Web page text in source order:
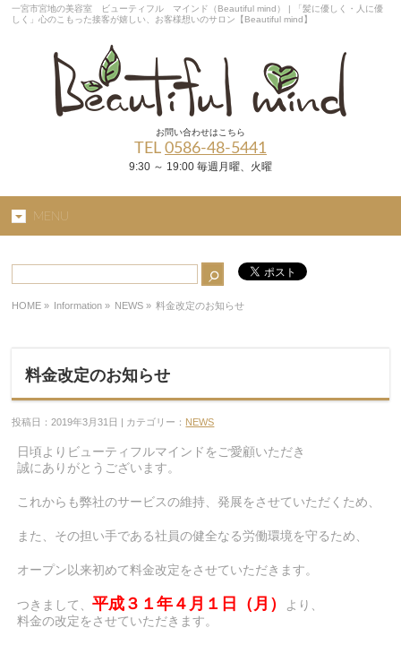
一宮市宮地の美容室 ビューティフル マインド（Beautiful mind） | 「髪に優しく・人に優
しく」心のこもった接客が嬉しい、お客様想いのサロン【Beautiful mind】
お問い合わせはこちら
TEL 0586-48-5441
9:30 ～ 19:00 毎週月曜、火曜
MENU
HOME » Information » NEWS » 料金改定のお知らせ
料金改定のお知らせ
投稿日：2019年3月31日 | カテゴリー： NEWS
日頃よりビューティフルマインドをご愛顧いただき
誠にありがとうございます。
これからも弊社のサービスの維持、発展をさせていただくため、
また、その担い手である社員の健全なる労働環境を守るため、
オープン以来初めて料金改定をさせていただきます。
つきまして、平成３１年４月１日（月）
より、
料金の改定をさせていただきます。